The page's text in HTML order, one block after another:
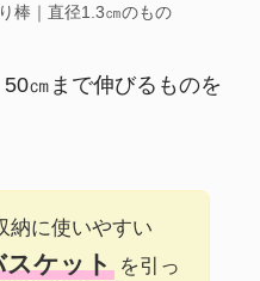
棒｜直径1.3㎝のもの
㎝まで伸びるものを
納に使いやすい
ケット を引っ